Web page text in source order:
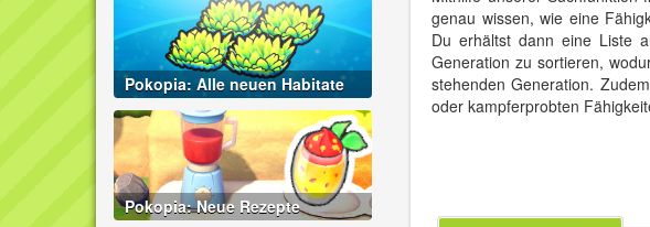
Pokopia: Alle neuen Habitate
Pokopia: Neue Rezepte
genau wissen, wie eine
Du erhältst dann eine Liste
Generation zu sortieren,
stehenden Generation.
oder kampferprobten